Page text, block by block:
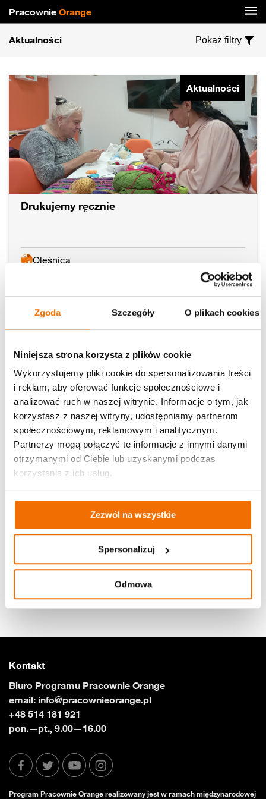
Zgoda Szczegóły O plikach cookies
Niniejsza strona korzysta z plików cookie
Wykorzystujemy pliki cookie do spersonalizowania treści
i reklam, aby oferować funkcje społecznościowe i
analizować ruch w naszej witrynie. Informacje o tym, jak
korzystasz z naszej witryny, udostępniamy partnerom
społecznościowym, reklamowym i analitycznym.
Partnerzy mogą połączyć te informacje z innymi danymi
otrzymanymi od Ciebie lub uzyskanymi podczas
korzystania z ich usług.
Zezwól na wszystkie
Spersonalizuj
Odmowa
Pracownie Orange
Aktualności Pokaż filtry
Aktualności
Drukujemy ręcznie
Oleśnica
Czytaj dalej 23.04.2024
Uroczyste otwarcie (mobilnej) Pracowni
Orange
Kontakt
Biuro Programu Pracownie Orange
email: info@pracownieorange.pl
+48 514 181 921
pon.—pt., 9.00—16.00
Program Pracownie Orange realizowany jest w ramach międzynarodowej